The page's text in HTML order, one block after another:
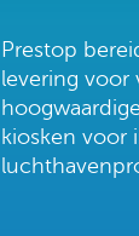
Prestop
levering voor
kiosken voor